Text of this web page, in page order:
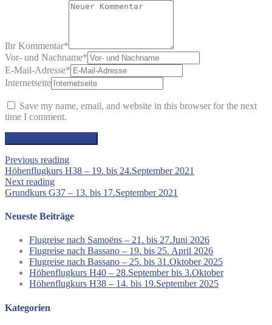
Ihr Kommentar*
Vor- und Nachname*
E-Mail-Adresse*
Internetseite
Save my name, email, and website in this browser for the next
time I comment.
Previous reading
Höhenflugkurs H38 – 19. bis 24.September 2021
Next reading
Grundkurs G37 – 13. bis 17.September 2021
Neueste Beiträge
Flugreise nach Samoëns – 21. bis 27.Juni 2026
Flugreise nach Bassano – 19. bis 25. April 2026
Flugreise nach Bassano – 25. bis 31.Oktober 2025
Höhenflugkurs H40 – 28.September bis 3.Oktober
Höhenflugkurs H38 – 14. bis 19.September 2025
Kategorien